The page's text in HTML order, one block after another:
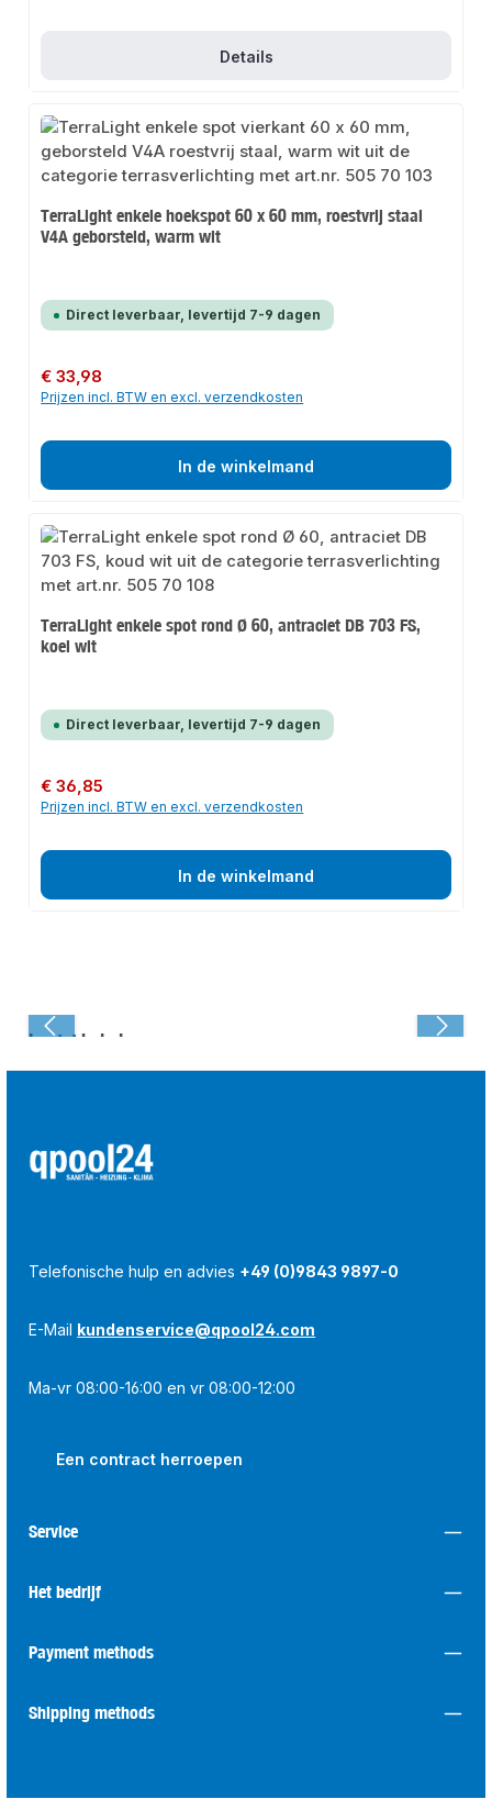
Details
TerraLight enkele hoekspot 60 x 60 mm, roestvrij staal
V4A geborsteld, warm wit
Direct leverbaar, levertijd 7-9 dagen
Normale prijs:
€ 33,98
Prijzen incl. BTW en excl. verzendkosten
In de winkelmand
TerraLight enkele spot rond Ø 60, antraciet DB 703 FS,
koel wit
Direct leverbaar, levertijd 7-9 dagen
Normale prijs:
€ 36,85
Prijzen incl. BTW en excl. verzendkosten
In de winkelmand
Laatst bekeken:
Telefonische hulp en advies +49 (0)9843 9897-0
E-Mail kundenservice@qpool24.com
Ma-vr 08:00-16:00 en vr 08:00-12:00
Een contract herroepen
Service
Het bedrijf
Payment methods
Shipping methods